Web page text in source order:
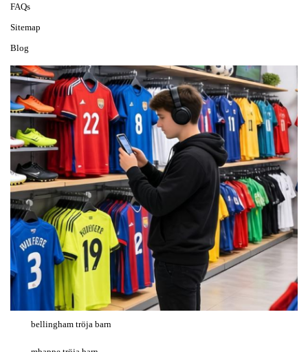
FAQs
Sitemap
Blog
bellingham tröja barn